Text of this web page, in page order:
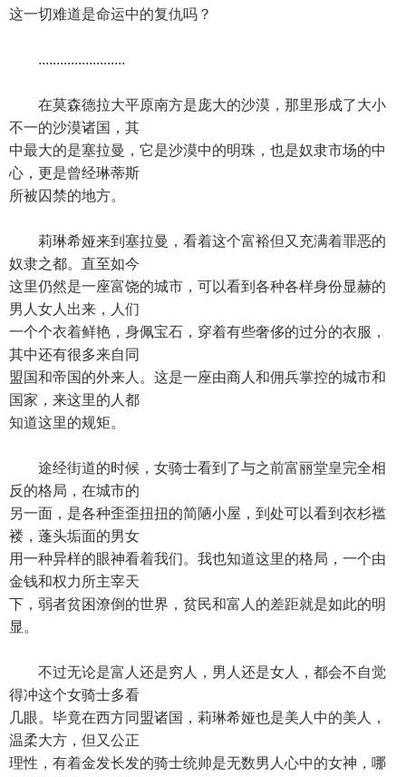
这一切难道是命运中的复仇吗？
........................
在莫森德拉大平原南方是庞大的沙漠，那里形成了大小
不一的沙漠诸国，其
中最大的是塞拉曼，它是沙漠中的明珠，也是奴隶市场的中
心，更是曾经琳蒂斯
所被囚禁的地方。
莉琳希娅来到塞拉曼，看着这个富裕但又充满着罪恶的
奴隶之都。直至如今
这里仍然是一座富饶的城市，可以看到各种各样身份显赫的
男人女人出来，人们
一个个衣着鲜艳，身佩宝石，穿着有些奢侈的过分的衣服，
其中还有很多来自同
盟国和帝国的外来人。这是一座由商人和佣兵掌控的城市和
国家，来这里的人都
知道这里的规矩。
途经街道的时候，女骑士看到了与之前富丽堂皇完全相
反的格局，在城市的
另一面，是各种歪歪扭扭的简陋小屋，到处可以看到衣杉褴
褛，蓬头垢面的男女
用一种异样的眼神看着我们。我也知道这里的格局，一个由
金钱和权力所主宰天
下，弱者贫困潦倒的世界，贫民和富人的差距就是如此的明
显。
不过无论是富人还是穷人，男人还是女人，都会不自觉
得冲这个女骑士多看
几眼。毕竟在西方同盟诸国，莉琳希娅也是美人中的美人，
温柔大方，但又公正
理性，有着金发长发的骑士统帅是无数男人心中的女神，哪